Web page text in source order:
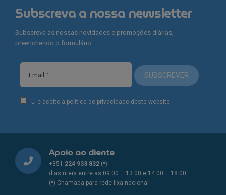
Subscreva a nossa newsletter
Subscreva as nossas novidades e promoções diárias,
preenchendo o formulário.
SUBSCREVER
Li e aceito a política de privacidade deste website.
Apoio ao cliente
+351 224 933 832 (*)
dias úteis entre as 09:00 – 13:00 e 14:00 – 18:00
(*) Chamada para rede fixa nacional